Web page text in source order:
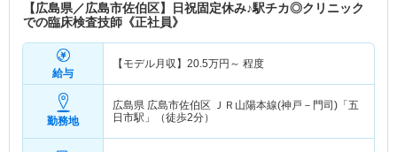
【広島県／広島市佐伯区】日祝固定休み♪駅チカ◎クリニック
での臨床検査技師《正社員》
給与
【モデル月収】 20.5万円～ 程度
勤務地
広島県 広島市佐伯区 ＪＲ山陽本線(神戸－門司)「五
日市駅」（徒歩2分）